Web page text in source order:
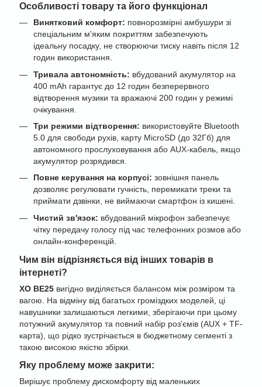
Особливості товару та його функціонал
Винятковий комфорт: повнорозмірні амбушури зі
спеціальним м'яким покриттям забезпечують
ідеальну посадку, не створюючи тиску навіть після 12
годин використання.
Тривала автономність: вбудований акумулятор на
400 mAh гарантує до 12 годин безперервного
відтворення музики та вражаючі 200 годин у режимі
очікування.
Три режими відтворення: використовуйте Bluetooth
5.0 для свободи рухів, карту MicroSD (до 32Гб) для
автономного прослуховування або AUX-кабель, якщо
акумулятор розрядився.
Повне керування на корпусі: зовнішня панель
дозволяє регулювати гучність, перемикати треки та
приймати дзвінки, не виймаючи смартфон із кишені.
Чистий зв'язок: вбудований мікрофон забезпечує
чітку передачу голосу під час телефонних розмов або
онлайн-конференцій.
Чим він відрізняється від інших товарів в
інтернеті?
XO BE25 вигідно виділяється балансом між розміром та
вагою. На відміну від багатьох громіздких моделей, ці
навушники залишаються легкими, зберігаючи при цьому
потужний акумулятор та повний набір роз'ємів (AUX + TF-
карта), що рідко зустрічається в бюджетному сегменті з
такою високою якістю збірки.
Яку проблему може закрити:
Вирішує проблему дискомфорту від маленьких